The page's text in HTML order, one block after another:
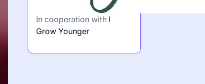
In cooperation with I
Grow Younger